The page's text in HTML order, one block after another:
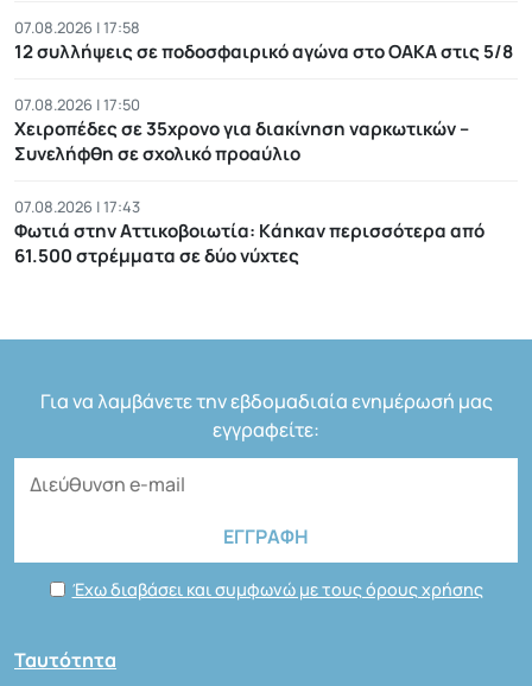
07.08.2026 | 17:58
12 συλλήψεις σε ποδοσφαιρικό αγώνα στο ΟΑΚΑ στις 5/8
07.08.2026 | 17:50
Χειροπέδες σε 35χρονο για διακίνηση ναρκωτικών –
Συνελήφθη σε σχολικό προαύλιο
07.08.2026 | 17:43
Φωτιά στην Αττικοβοιωτία: Kάηκαν περισσότερα από
61.500 στρέμματα σε δύο νύχτες
Για να λαμβάνετε την εβδομαδιαία ενημέρωσή μας
εγγραφείτε:
Έχω διαβάσει και συμφωνώ με τους όρους χρήσης
Ταυτότητα